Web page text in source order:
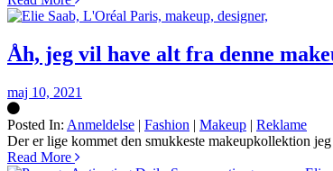
Åh, jeg vil have alt fra denne
maj 10, 2021
Posted In: Anmeldelse | Fashion | Makeup | Reklame
Silke
Der er lige kommet den smukkeste makeupkollektion
Read More